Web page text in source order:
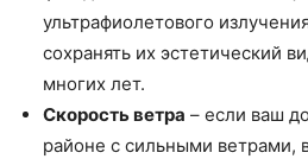
ультрафиолетового
сохранять их эстетический
многих лет.
Скорость ветра – если ваш
районе с сильными ветрами,